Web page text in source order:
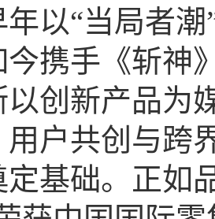
以“当局者
今携手《斩神
以创新产品为
用户共创与跨
定基础。正如